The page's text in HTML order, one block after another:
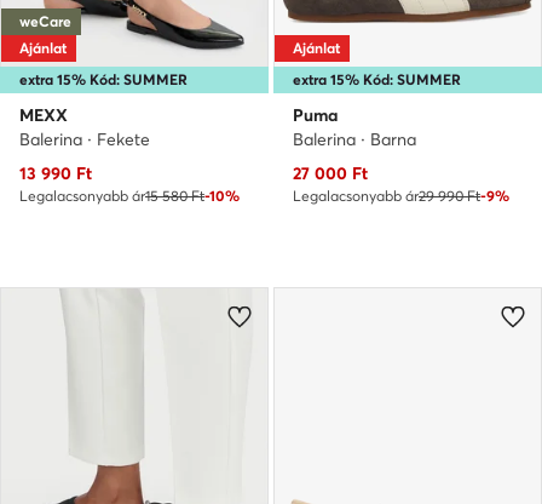
extra 15% Kód: SUMMER
weCare
Ajánlat
MEXX
Balerina · Fekete
Aktuális ár
13 990 Ft
Legalacsonyabb ár15 580 Ft-10%
extra 15% Kód: SUMMER
Ajánlat
Puma
Balerina · Barna
Aktuális ár
27 000 Ft
Legalacsonyabb ár29 990 Ft-9%